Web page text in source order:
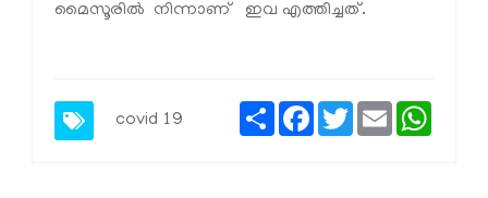
മൈസൂരില്‍ നിന്നാണ് ഇവ എത്തിച്ചത്.
covid 19
ShareFacebook
TwitterEmail